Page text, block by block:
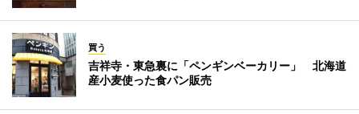
買う
吉祥寺・東急裏に「ペンギンベーカリー」 北海道
産小麦使った食パン販売